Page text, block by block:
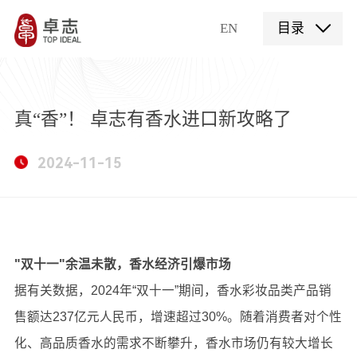
EN 目录
真“香”！ 卓志有香水进口新攻略了
2024-11-15
"双十一"余温未散， 香水经济引爆市场
据有关数据， 2024年“双十一”期间，香水彩妆品类产品销
售额达237亿元人民币，增速超过30%。随着消费者对个性
化、高品质香水的需求不断攀升，香水市场仍有较大增长